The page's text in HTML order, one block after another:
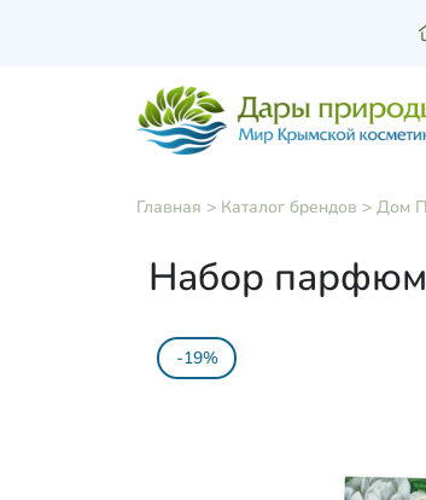
Главная > Каталог брендов > Дом
Набор
-19%